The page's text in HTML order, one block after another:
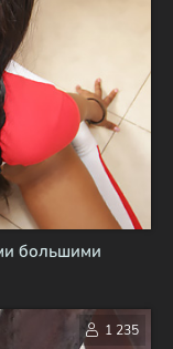
большими
1 235